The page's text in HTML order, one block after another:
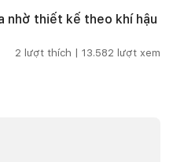
nhờ thiết kế theo khí hậu
2 lượt thích | 13.582 lượt xem